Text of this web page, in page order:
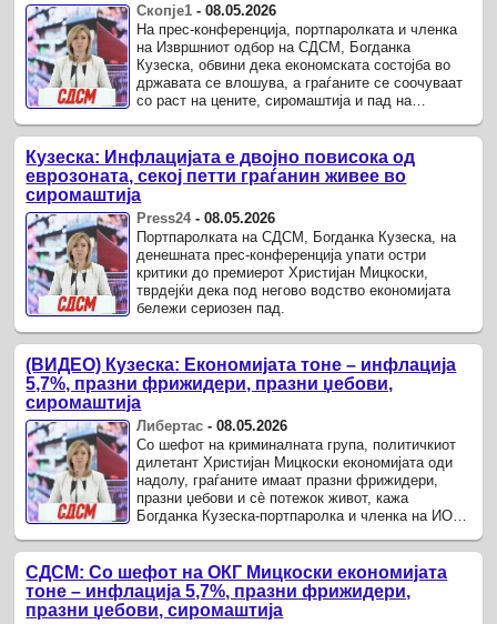
Скопје1 -08.05.2026
На прес-конференција, портпаролката и членка
на Извршниот одбор на СДСМ, Богданка
Кузеска, обвини дека економската состојба во
државата се влошува, а граѓаните се соочуваат
со раст на цените, сиромаштија и пад на
Кузеска: Инфлацијата е двојно повисока од
еврозоната, секој петти граѓанин живее во
сиромаштија
Press24-08.05.2026
Портпаролката на СДСМ, Богданка Кузеска, на
денешната прес-конференција упати остри
критики до премиерот Христијан Мицкоски,
тврдејќи дека под негово водство економијата
бележи сериозен пад.
(ВИДЕО) Кузеска: Економијата тоне – инфлација
5,7%, празни фрижидери, празни џебови,
сиромаштија
Либертас -08.05.2026
Со шефот на криминалната група, политичкиот
дилетант Христијан Мицкоски економијата оди
надолу, граѓаните имаат празни фрижидери,
празни џебови и сè потежок живот, кажа
Богданка Кузеска-портпаролка и членка на ИО
СДСМ: Со шефот на ОКГ Мицкоски економијата
тоне – инфлација 5,7%, празни фрижидери,
празни џебови, сиромаштија